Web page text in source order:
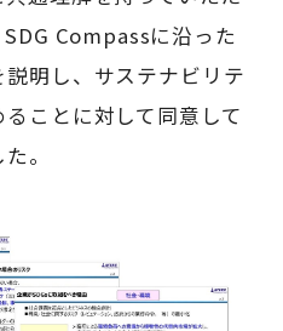
Compassに沿った
明し、サステナビリテ
ことに対して同意して
。